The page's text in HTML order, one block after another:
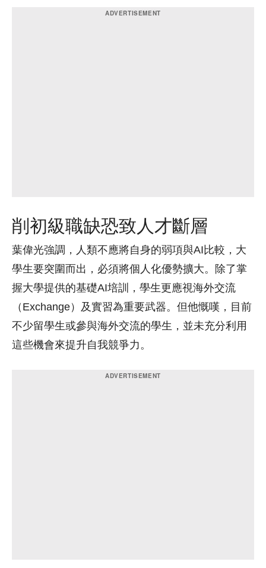
削初級職缺恐致人才斷層
葉偉光強調，人類不應將自身的弱項與AI比較，大
學生要突圍而出，必須將個人化優勢擴大。除了掌
握大學提供的基礎AI培訓，學生更應視海外交流
（Exchange）及實習為重要武器。但他慨嘆，目前
不少留學生或參與海外交流的學生，並未充分利用
這些機會來提升自我競爭力。